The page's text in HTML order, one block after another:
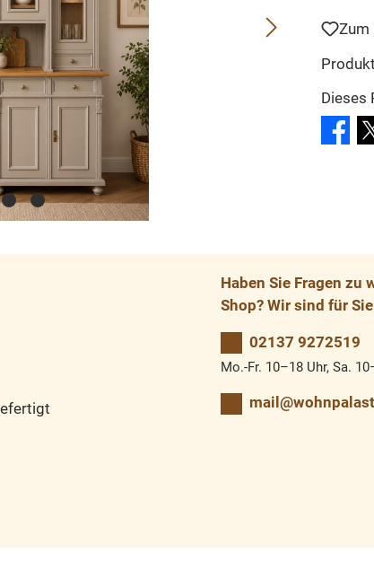
Zum
Dieses
Haben Sie Fragen zu
Shop? Wir sind für
02137 9272519
Mo.-Fr. 10–18 Uhr, Sa.